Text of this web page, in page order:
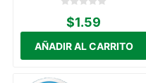
$1.59